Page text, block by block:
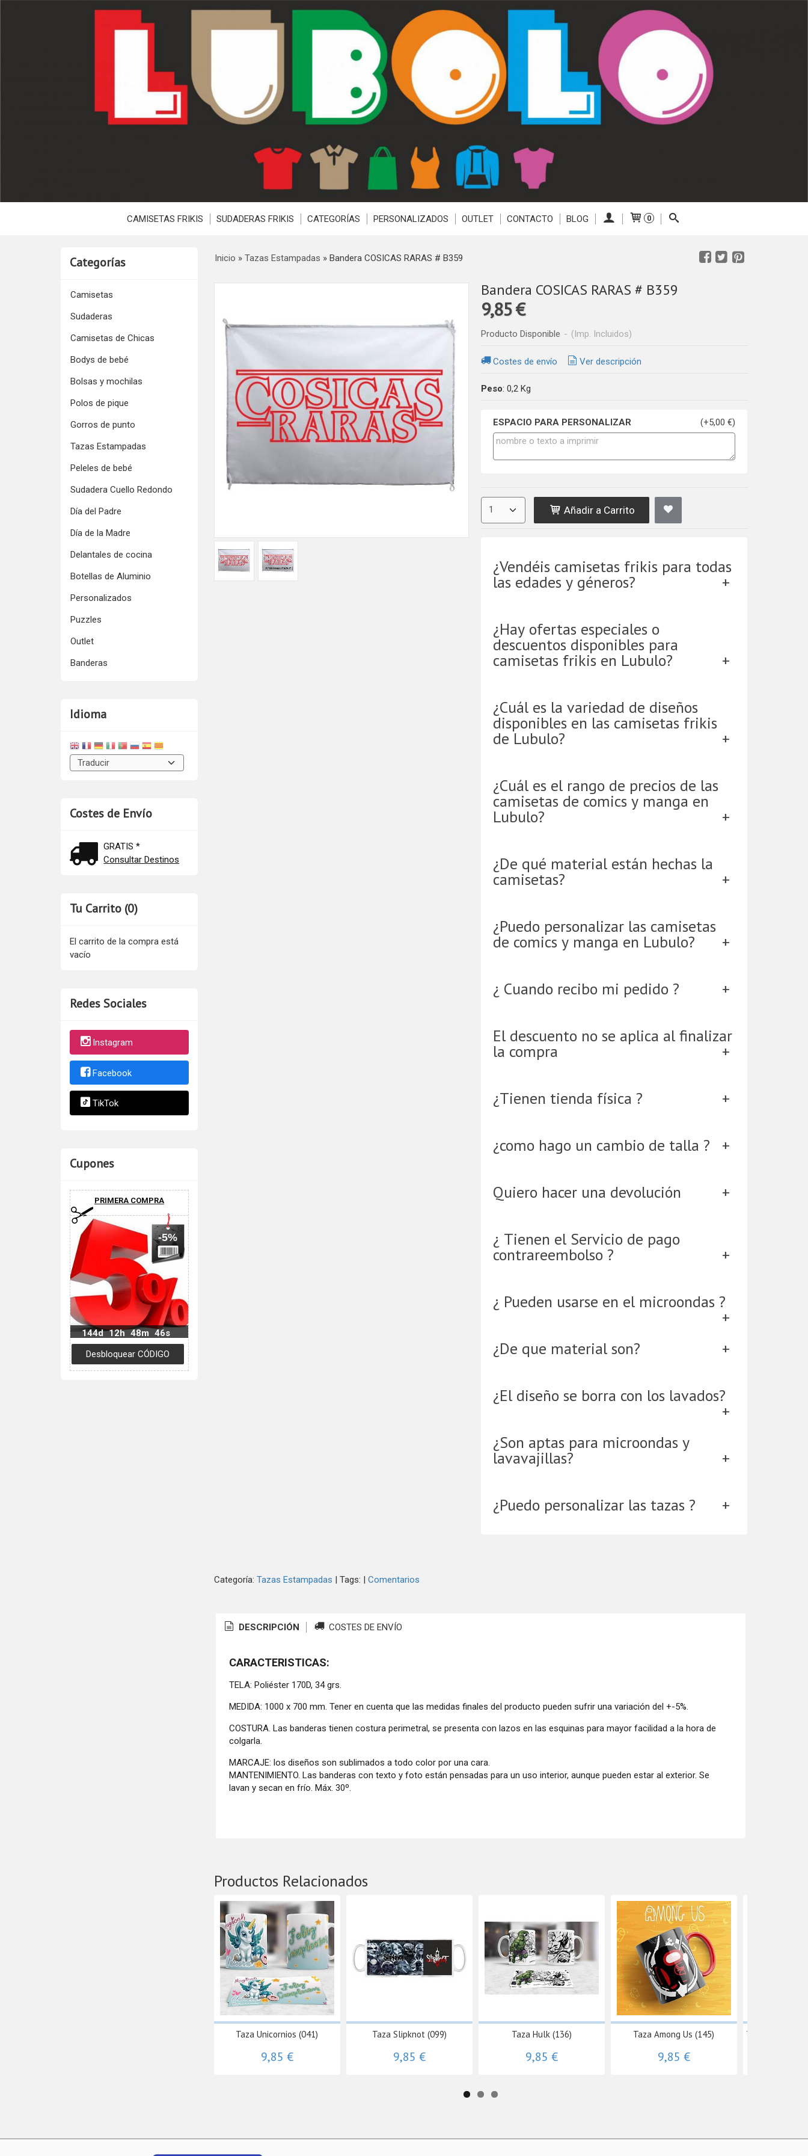
CAMISETAS FRIKIS SUDADERAS FRIKIS CATEGORÍAS PERSONALIZADOS OUTLET CONTACTO BLOG 0
Categorías
Camisetas
Sudaderas
Camisetas de Chicas
Bodys de bebé
Bolsas y mochilas
Polos de pique
Gorros de punto
Tazas Estampadas
Peleles de bebé
Sudadera Cuello Redondo
Día del Padre
Día de la Madre
Delantales de cocina
Botellas de Aluminio
Personalizados
Puzzles
Outlet
Banderas
Idioma
Costes de Envío
GRATIS *
Consultar Destinos
Tu Carrito (0)
El carrito de la compra está
vacío
Redes Sociales
Instagram
Facebook
TikTok
Cupones
PRIMERA COMPRA
-5%
144d 12h 48m 45s
Inicio » Tazas Estampadas » Bandera COSICAS RARAS # B359
Bandera COSICAS RARAS # B359
9,85 €
Producto Disponible - (Imp. Incluidos)
Costes de envío Ver descripción
Peso: 0,2 Kg
ESPACIO PARA PERSONALIZAR (+5,00 €)
Añadir a Carrito
¿Vendéis camisetas frikis para todas
las edades y géneros?
¿Hay ofertas especiales o
descuentos disponibles para
camisetas frikis en Lubulo?
¿Cuál es la variedad de diseños
disponibles en las camisetas frikis
de Lubulo?
¿Cuál es el rango de precios de las
camisetas de comics y manga en
Lubulo?
¿De qué material están hechas la
camisetas?
¿Puedo personalizar las camisetas
de comics y manga en Lubulo?
¿ Cuando recibo mi pedido ?
El descuento no se aplica al finalizar
la compra
¿Tienen tienda física ?
¿como hago un cambio de talla ?
Quiero hacer una devolución
¿ Tienen el Servicio de pago
contrareembolso ?
¿ Pueden usarse en el microondas ?
¿De que material son?
¿El diseño se borra con los lavados?
​¿Son aptas para microondas y
lavavajillas?
¿Puedo personalizar las tazas ?
Categoría: Tazas Estampadas | Tags: | Comentarios
DESCRIPCIÓN COSTES DE ENVÍO
CARACTERISTICAS:
TELA: Poliéster 170D, 34 grs.
MEDIDA: 1000 x 700 mm. Tener en cuenta que las medidas finales del producto pueden sufrir una variación del +-5%.
COSTURA. Las banderas tienen costura perimetral, se presenta con lazos en las esquinas para mayor facilidad a la hora de
colgarla.
MARCAJE: los diseños son sublimados a todo color por una cara.
MANTENIMIENTO. Las banderas con texto y foto están pensadas para un uso interior, aunque pueden estar al exterior. Se
lavan y secan en frío. Máx. 30º.
Productos Relacionados
Taza Unicornios (041)
9,85 €
Taza Slipknot (099)
9,85 €
Taza Hulk (136)
9,85 €
Taza Among Us (145)
9,85 €
Taza Breaking